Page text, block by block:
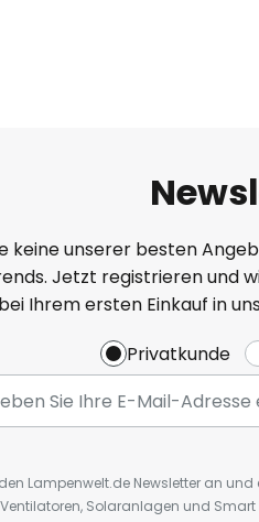
keine unserer besten
Jetzt registrieren und
Ihrem ersten Einkauf in
Privatkunde
Lampenwelt.de Newsletter an
Solaranlagen und